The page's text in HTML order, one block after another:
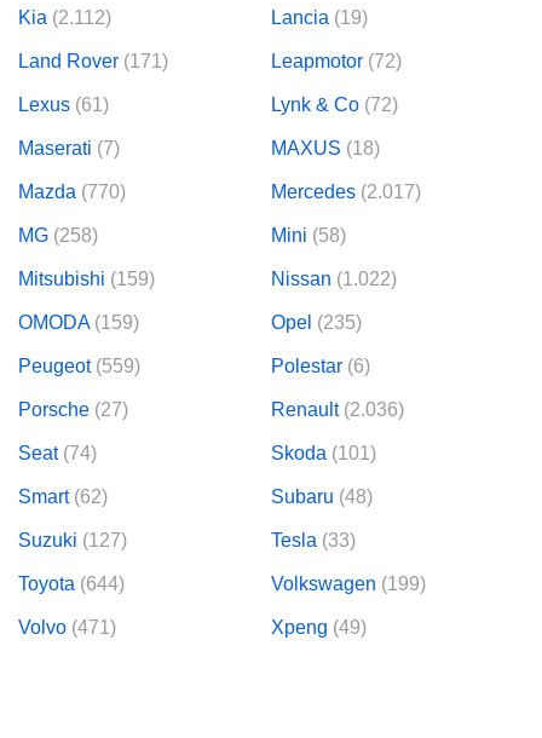
Kia (2.112) Lancia (19)
Land Rover (171) Leapmotor (72)
Lexus (61) Lynk & Co (72)
Maserati (7) MAXUS (18)
Mazda (770) Mercedes (2.017)
MG (258) Mini (58)
Mitsubishi (159) Nissan (1.022)
OMODA(159) Opel (235)
Peugeot(559) Polestar (6)
Porsche (27) Renault(2.036)
Seat(74) Skoda (101)
Smart(62) Subaru (48)
Suzuki (127) Tesla (33)
Toyota (644) Volkswagen (199)
Volvo (471) Xpeng (49)